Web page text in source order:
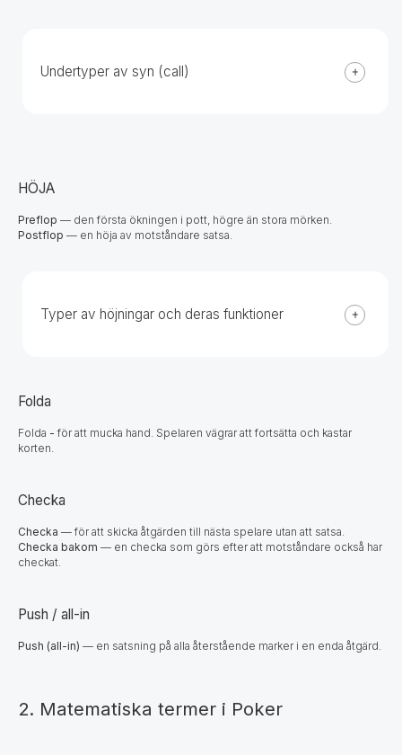
Undertyper av syn (call)
HÖJA
Preflop — den första ökningen i pott, högre än stora mörken.
Postflop — en höja av motståndare satsa.
Typer av höjningar och deras funktioner
Folda
Folda - för att mucka hand. Spelaren vägrar att fortsätta och kastar
korten.
Checka
Checka — för att skicka åtgärden till nästa spelare utan att satsa.
Checka bakom — en checka som görs efter att motståndare också har
checkat.
Push / all-in
Push (all-in) — en satsning på alla återstående marker i en enda åtgärd.
2. Matematiska termer i Poker